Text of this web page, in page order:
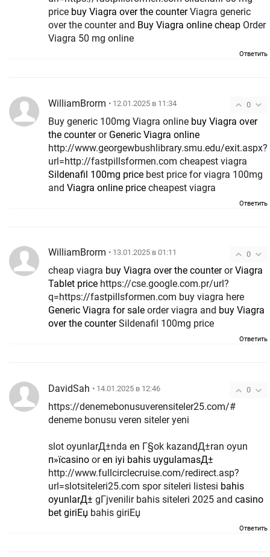
price buy Viagra over the counterViagra generic
over the counter and Buy Viagra online cheap Order
Viagra 50 mg online
Ответить
0
WilliamBrorm • 12.01.2025 в 11:34
Buy generic 100mg Viagra online buy Viagra over
the counteror Generic Viagra online
http://www.georgewbushlibrary.smu.edu/exit.aspx?
url=http://fastpillsformen.com cheapest viagra
Sildenafil 100mg price best price for viagra 100mg
and Viagra online price cheapest viagra
Ответить
0
WilliamBrorm • 13.01.2025 в 01:11
cheap viagra buy Viagra over the counterorViagra
Tablet price
q=https://fastpillsformen.com buy viagra here
Generic Viagra for sale order viagra and buy Viagra
over the counterSildenafil 100mg price
Ответить
0
DavidSah • 14.01.2025 в 12:46
https://denemebonusuverensiteler25.com/#
deneme bonusu veren siteler yeni
slot oyunlarД±nda en Г§ok kazandД±ran oyun
п»їcasino oren iyi bahis uygulamasД±
http://www.fullcirclecruise.com/redirect.asp?
url=slotsiteleri25.com spor siteleri listesi bahis
oyunlarД± gГјvenilir bahis siteleri 2025 and casino
bet giriЕџ bahis giriЕџ
Ответить